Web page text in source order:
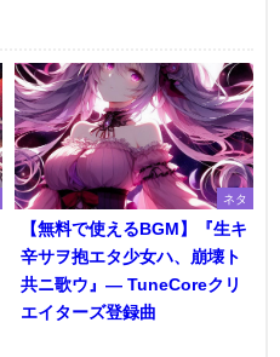
ネタ
【無料で使えるBGM】『生キ
辛サヲ抱エタ少女ハ、崩壊ト
共ニ歌ウ』― TuneCoreクリ
エイターズ登録曲